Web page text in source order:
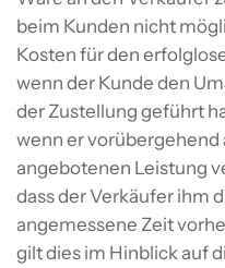
beim Kunden nicht
Kosten für den
wenn der Kunde den
der Zustellung geführt
wenn er vorübergehend
angebotenen Leistung
dass der Verkäufer ihm
angemessene Zeit
gilt dies im Hinblick auf